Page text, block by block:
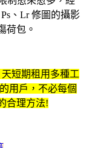
、Lr 修圖的攝影
荷包。
短期租用多種工
用戶，不必每個
合理方法!